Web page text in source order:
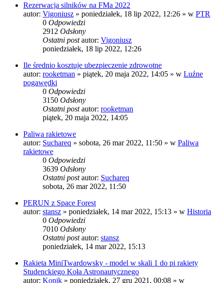
Rezerwacja silników na FMa 2022
autor: Vigoniusz » poniedziałek, 18 lip 2022, 12:26 » w PTR
0 Odpowiedzi
2912 Odsłony
Ostatni postautor: Vigoniusz
poniedziałek, 18 lip 2022, 12:26
Ile średnio kosztuje ubezpieczenie zdrowotne
autor: rooketman » piątek, 20 maja 2022, 14:05 » w Luźne
pogawędki
0 Odpowiedzi
3150 Odsłony
Ostatni postautor: rooketman
piątek, 20 maja 2022, 14:05
Paliwa rakietowe
autor: Suchareq » sobota, 26 mar 2022, 11:50 » w Paliwa
rakietowe
0 Odpowiedzi
3639 Odsłony
Ostatni postautor: Suchareq
sobota, 26 mar 2022, 11:50
PERUN z Space Forest
autor: stansz » poniedziałek, 14 mar 2022, 15:13 » w Historia
0 Odpowiedzi
7010 Odsłony
Ostatni postautor: stansz
poniedziałek, 14 mar 2022, 15:13
Rakieta MiniTwardowsky - model w skali 1 do pi rakiety
Studenckiego Koła Astronautycznego
autor: Konik » poniedziałek, 27 gru 2021, 00:08 » w